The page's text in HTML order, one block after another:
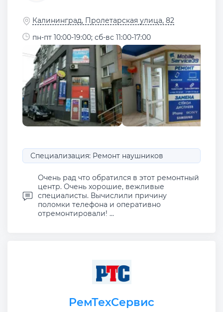
Калининград, Пролетарская улица, 82
пн-пт 10:00-19:00; сб-вс 11:00-17:00
Специализация: Ремонт наушников
Очень рад что обратился в этот ремонтный
центр. Очень хорошие, вежливые
специалисты. Вычислили причину
поломки телефона и оперативно
отремонтировали! ...
РемТехСервис